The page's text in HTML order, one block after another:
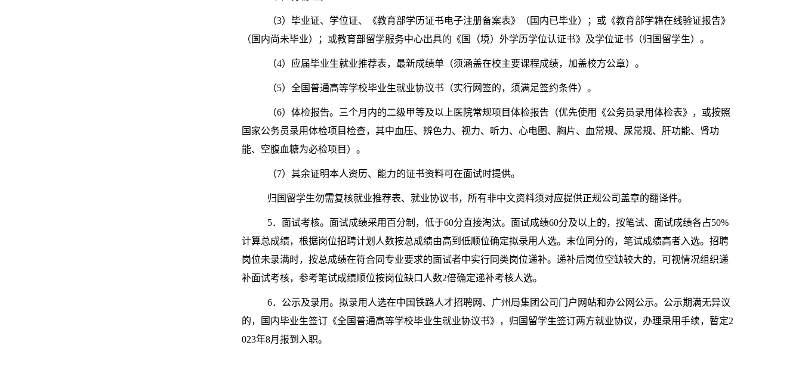
（3）毕业证、学位证、《教育部学历证书电子注册备案表》（国内已毕业）；或《教育部学籍在线验证报告》
（国内尚未毕业）；或教育部留学服务中心出具的《国（境）外学历学位认证书》及学位证书（归国留学生）。
（4）应届毕业生就业推荐表，最新成绩单（须涵盖在校主要课程成绩，加盖校方公章）。
（5）全国普通高等学校毕业生就业协议书（实行网签的，须满足签约条件）。
（6）体检报告。三个月内的二级甲等及以上医院常规项目体检报告（优先使用《公务员录用体检表》，或按照
国家公务员录用体检项目检查，其中血压、辨色力、视力、听力、心电图、胸片、血常规、尿常规、肝功能、肾功
能、空腹血糖为必检项目）。
（7）其余证明本人资历、能力的证书资料可在面试时提供。
归国留学生勿需复核就业推荐表、就业协议书，所有非中文资料须对应提供正规公司盖章的翻译件。
5．面试考核。面试成绩采用百分制，低于60分直接淘汰。面试成绩60分及以上的，按笔试、面试成绩各占50%
计算总成绩，根据岗位招聘计划人数按总成绩由高到低顺位确定拟录用人选。末位同分的，笔试成绩高者入选。招聘
岗位未录满时，按总成绩在符合同专业要求的面试者中实行同类岗位递补。递补后岗位空缺较大的，可视情况组织递
补面试考核，参考笔试成绩顺位按岗位缺口人数2倍确定递补考核人选。
6．公示及录用。拟录用人选在中国铁路人才招聘网、广州局集团公司门户网站和办公网公示。公示期满无异议
的，国内毕业生签订《全国普通高等学校毕业生就业协议书》，归国留学生签订两方就业协议，办理录用手续，暂定2
023年8月报到入职。